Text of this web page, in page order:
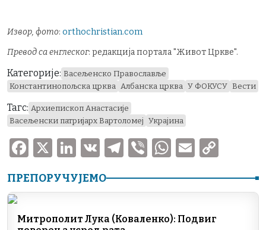
Извор, фото: orthochristian.com
Превод са енглеског: редакција портала "Живот Цркве".
Категорије: Васељенско Православље
Константинопољска црква Албанска црква У ФОКУСУ Вести
Тагс: Архиепископ Анастасије
Васељенски патријарх Вартоломеј Украјина
F
a
c
b
X
Li
n
k
dI
V
K
T
el
e
a
V
ib
er
W
h
at
A
E
m
ai p
ПРЕПОРУЧУЈЕМО
Митрополит Лука (Коваленко): Подвиг